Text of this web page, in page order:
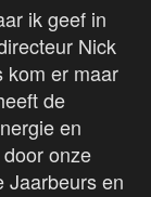
ik geef in
Nick
er maar
de
en
onze
Jaarbeurs en